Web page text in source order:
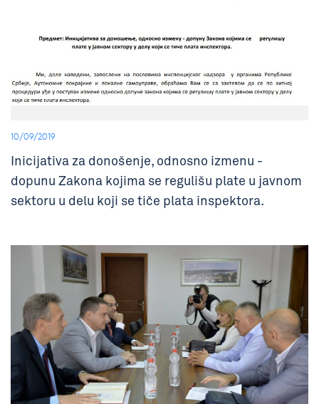
10/09/2019
Inicijativa za donošenje, odnosno izmenu -
dopunu Zakona kojima se regulišu plate u javnom
sektoru u delu koji se tiče plata inspektora.